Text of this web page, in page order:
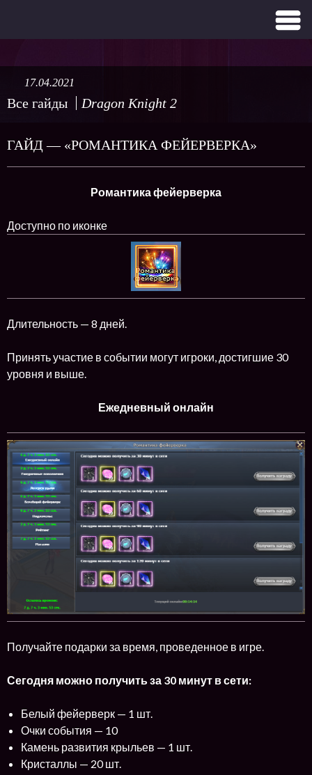
Все гайды Dragon Knight 2
17.04.2021
ГАЙД — «РОМАНТИКА ФЕЙЕРВЕРКА»
Романтика фейерверка
Доступно по иконке
Длительность — 8 дней.
Принять участие в событии могут игроки, достигшие 30
уровня и выше.
Ежедневный онлайн
Получайте подарки за время, проведенное в игре.
Сегодня можно получить за 30 минут в сети:
Белый фейерверк — 1 шт.
Очки события — 10
Камень развития крыльев — 1 шт.
Кристаллы — 20 шт.